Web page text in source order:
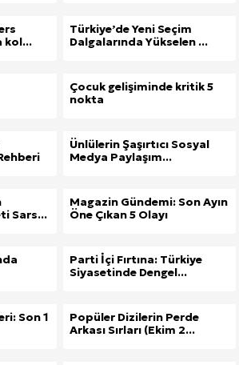
kol...
Türkiye’de Yeni Seçim
Dalgalarında Yükselen ...
Çocuk gelişiminde kritik 5
nokta
Ünlülerin Şaşırtıcı Sosyal
Medya Paylaşım...
Sars...
Magazin Gündemi: Son Ayın
Öne Çıkan 5 Olayı
Parti İçi Fırtına: Türkiye
Siyasetinde Dengel...
Son 1
Popüler Dizilerin Perde
Arkası Sırları (Ekim 2...